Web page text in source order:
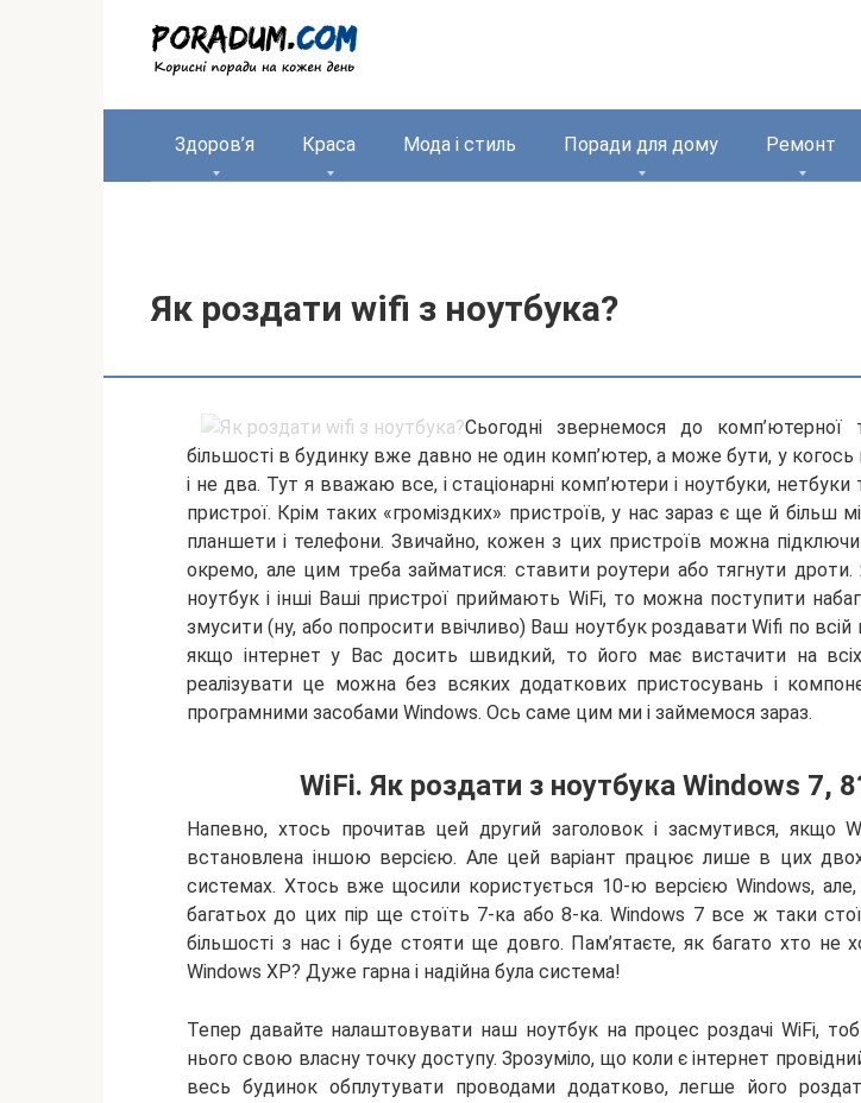
Здоров’я Краса Мода і стиль Поради для дому Ремонт
Як роздати wifi з ноутбука?
Сьогодні звернемося до
більшості в будинку вже давно не один комп’ютер, а може бути, у когось
і не два. Тут я вважаю все, і стаціонарні комп’ютери і ноутбуки, нетбуки
пристрої. Крім таких «громіздких» пристроїв, у нас зараз є ще й більш
планшети і телефони. Звичайно, кожен з цих пристроїв можна
окремо, але цим треба займатися: ставити роутери або тягнути
ноутбук і інші Ваші пристрої приймають WiFi, то можна поступити
змусити (ну, або попросити ввічливо) Ваш ноутбук роздавати Wifi по всій
якщо інтернет у Вас досить швидкий, то його має вистачити на
реалізувати це можна без всяких додаткових пристосувань і
програмними засобами Windows. Ось саме цим ми і займемося зараз.
WiFi. Як роздати з ноутбука Windows 7,
Напевно, хтось прочитав цей другий заголовок і засмутився, якщо
встановлена іншою версією. Але цей варіант працює лише в цих
системах. Хтось вже щосили користується 10-ю версією Windows,
багатьох до цих пір ще стоїть 7-ка або 8-ка. Windows 7 все ж таки
більшості з нас і буде стояти ще довго. Пам’ятаєте, як багато хто не
Windows XP? Дуже гарна і надійна була система!
Тепер давайте налаштовувати наш ноутбук на процес роздачі WiFi,
нього свою власну точку доступу. Зрозуміло, що коли є інтернет
весь будинок обплутувати проводами додатково, легше його